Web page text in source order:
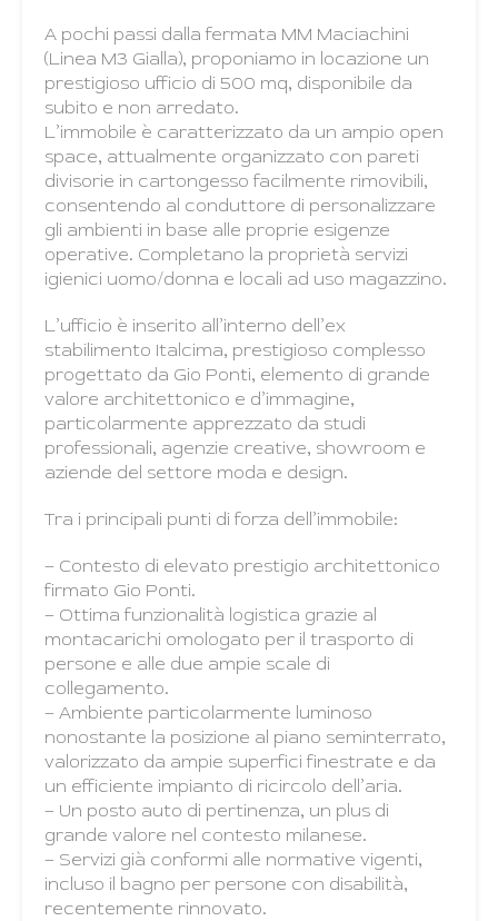
A pochi passi dalla fermata MM Maciachini
(Linea M3 Gialla), proponiamo in locazione un
prestigioso ufficio di 500 mq, disponibile da
subito e non arredato.
L’immobile è caratterizzato da un ampio open
space, attualmente organizzato con pareti
divisorie in cartongesso facilmente rimovibili,
consentendo al conduttore di personalizzare
gli ambienti in base alle proprie esigenze
operative. Completano la proprietà servizi
igienici uomo/donna e locali ad uso magazzino.
L’ufficio è inserito all’interno dell’ex
stabilimento Italcima, prestigioso complesso
progettato da Gio Ponti, elemento di grande
valore architettonico e d’immagine,
particolarmente apprezzato da studi
professionali, agenzie creative, showroom e
aziende del settore moda e design.
Tra i principali punti di forza dell’immobile:
– Contesto di elevato prestigio architettonico
firmato Gio Ponti.
– Ottima funzionalità logistica grazie al
montacarichi omologato per il trasporto di
persone e alle due ampie scale di
collegamento.
– Ambiente particolarmente luminoso
nonostante la posizione al piano seminterrato,
valorizzato da ampie superfici finestrate e da
un efficiente impianto di ricircolo dell’aria.
– Un posto auto di pertinenza, un plus di
grande valore nel contesto milanese.
– Servizi già conformi alle normative vigenti,
incluso il bagno per persone con disabilità,
recentemente rinnovato.